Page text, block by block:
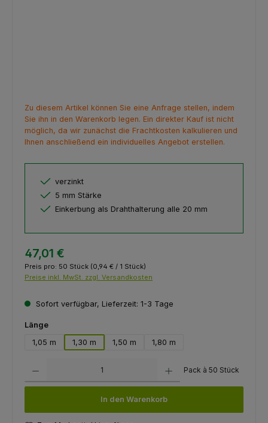
Zu diesem Artikel können Sie eine Anfrage stellen, indem
Sie ihn in den Warenkorb legen. Ein direkter Kauf ist nicht
möglich, da wir zunächst die Frachtkosten kalkulieren und
Ihnen anschließend ein individuelles Angebot erstellen.
verzinkt
5 mm Stärke
Einkerbung als Drahthalterung alle 20 mm
47,01 €
Preis pro: 50 Stück (0,94 € / 1 Stück)
Preise inkl. MwSt. zzgl. Versandkosten
Sofort verfügbar, Lieferzeit: 1-3 Tage
Längeauswählen
1,05 m
1,30 m 1,50 m 1,80 m
Pack à 50 Stück
In den Warenkorb